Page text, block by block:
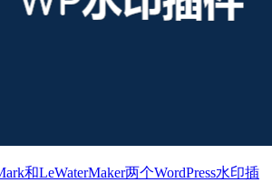
和LeWaterMaker两个WordPress水印插